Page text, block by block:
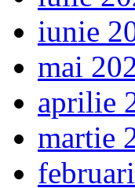
iunie
mai
aprilie
martie